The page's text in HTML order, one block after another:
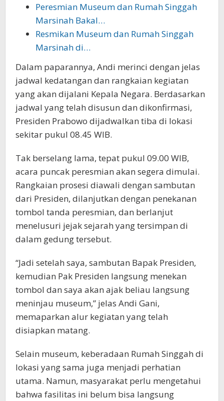
Peresmian Museum dan Rumah Singgah
Marsinah Bakal…
Resmikan Museum dan Rumah Singgah
Marsinah di…
Dalam paparannya, Andi merinci dengan jelas
jadwal kedatangan dan rangkaian kegiatan
yang akan dijalani Kepala Negara. Berdasarkan
jadwal yang telah disusun dan dikonfirmasi,
Presiden Prabowo dijadwalkan tiba di lokasi
sekitar pukul 08.45 WIB.
Tak berselang lama, tepat pukul 09.00 WIB,
acara puncak peresmian akan segera dimulai.
Rangkaian prosesi diawali dengan sambutan
dari Presiden, dilanjutkan dengan penekanan
tombol tanda peresmian, dan berlanjut
menelusuri jejak sejarah yang tersimpan di
dalam gedung tersebut.
“Jadi setelah saya, sambutan Bapak Presiden,
kemudian Pak Presiden langsung menekan
tombol dan saya akan ajak beliau langsung
meninjau museum,” jelas Andi Gani,
memaparkan alur kegiatan yang telah
disiapkan matang.
Selain museum, keberadaan Rumah Singgah di
lokasi yang sama juga menjadi perhatian
utama. Namun, masyarakat perlu mengetahui
bahwa fasilitas ini belum bisa langsung